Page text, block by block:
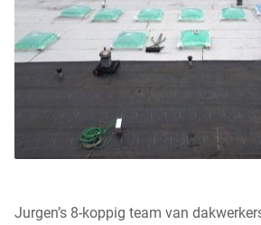
Jurgen’s 8-koppig team van